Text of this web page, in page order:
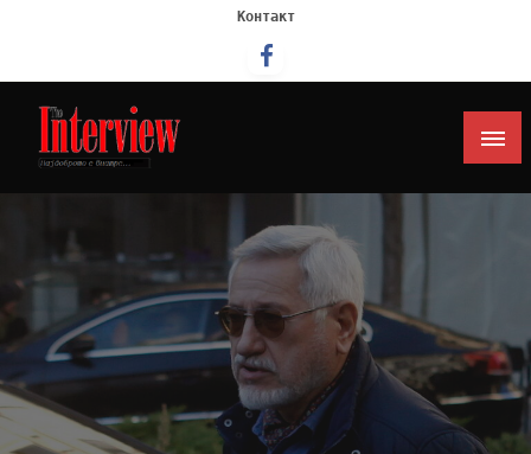
Контакт
Интервју